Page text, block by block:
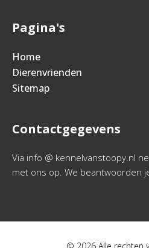
Pagina's
Home
Dierenvrienden
Sitemap
Contactgegevens
Via info @ kennelvanstoopy.nl
met ons op. We beantwoorden